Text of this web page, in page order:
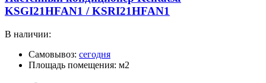
KSGI21HFAN1 / KSRI21HFAN1
В наличии:
Самовывоз: сегодня
Площадь помещения: м2